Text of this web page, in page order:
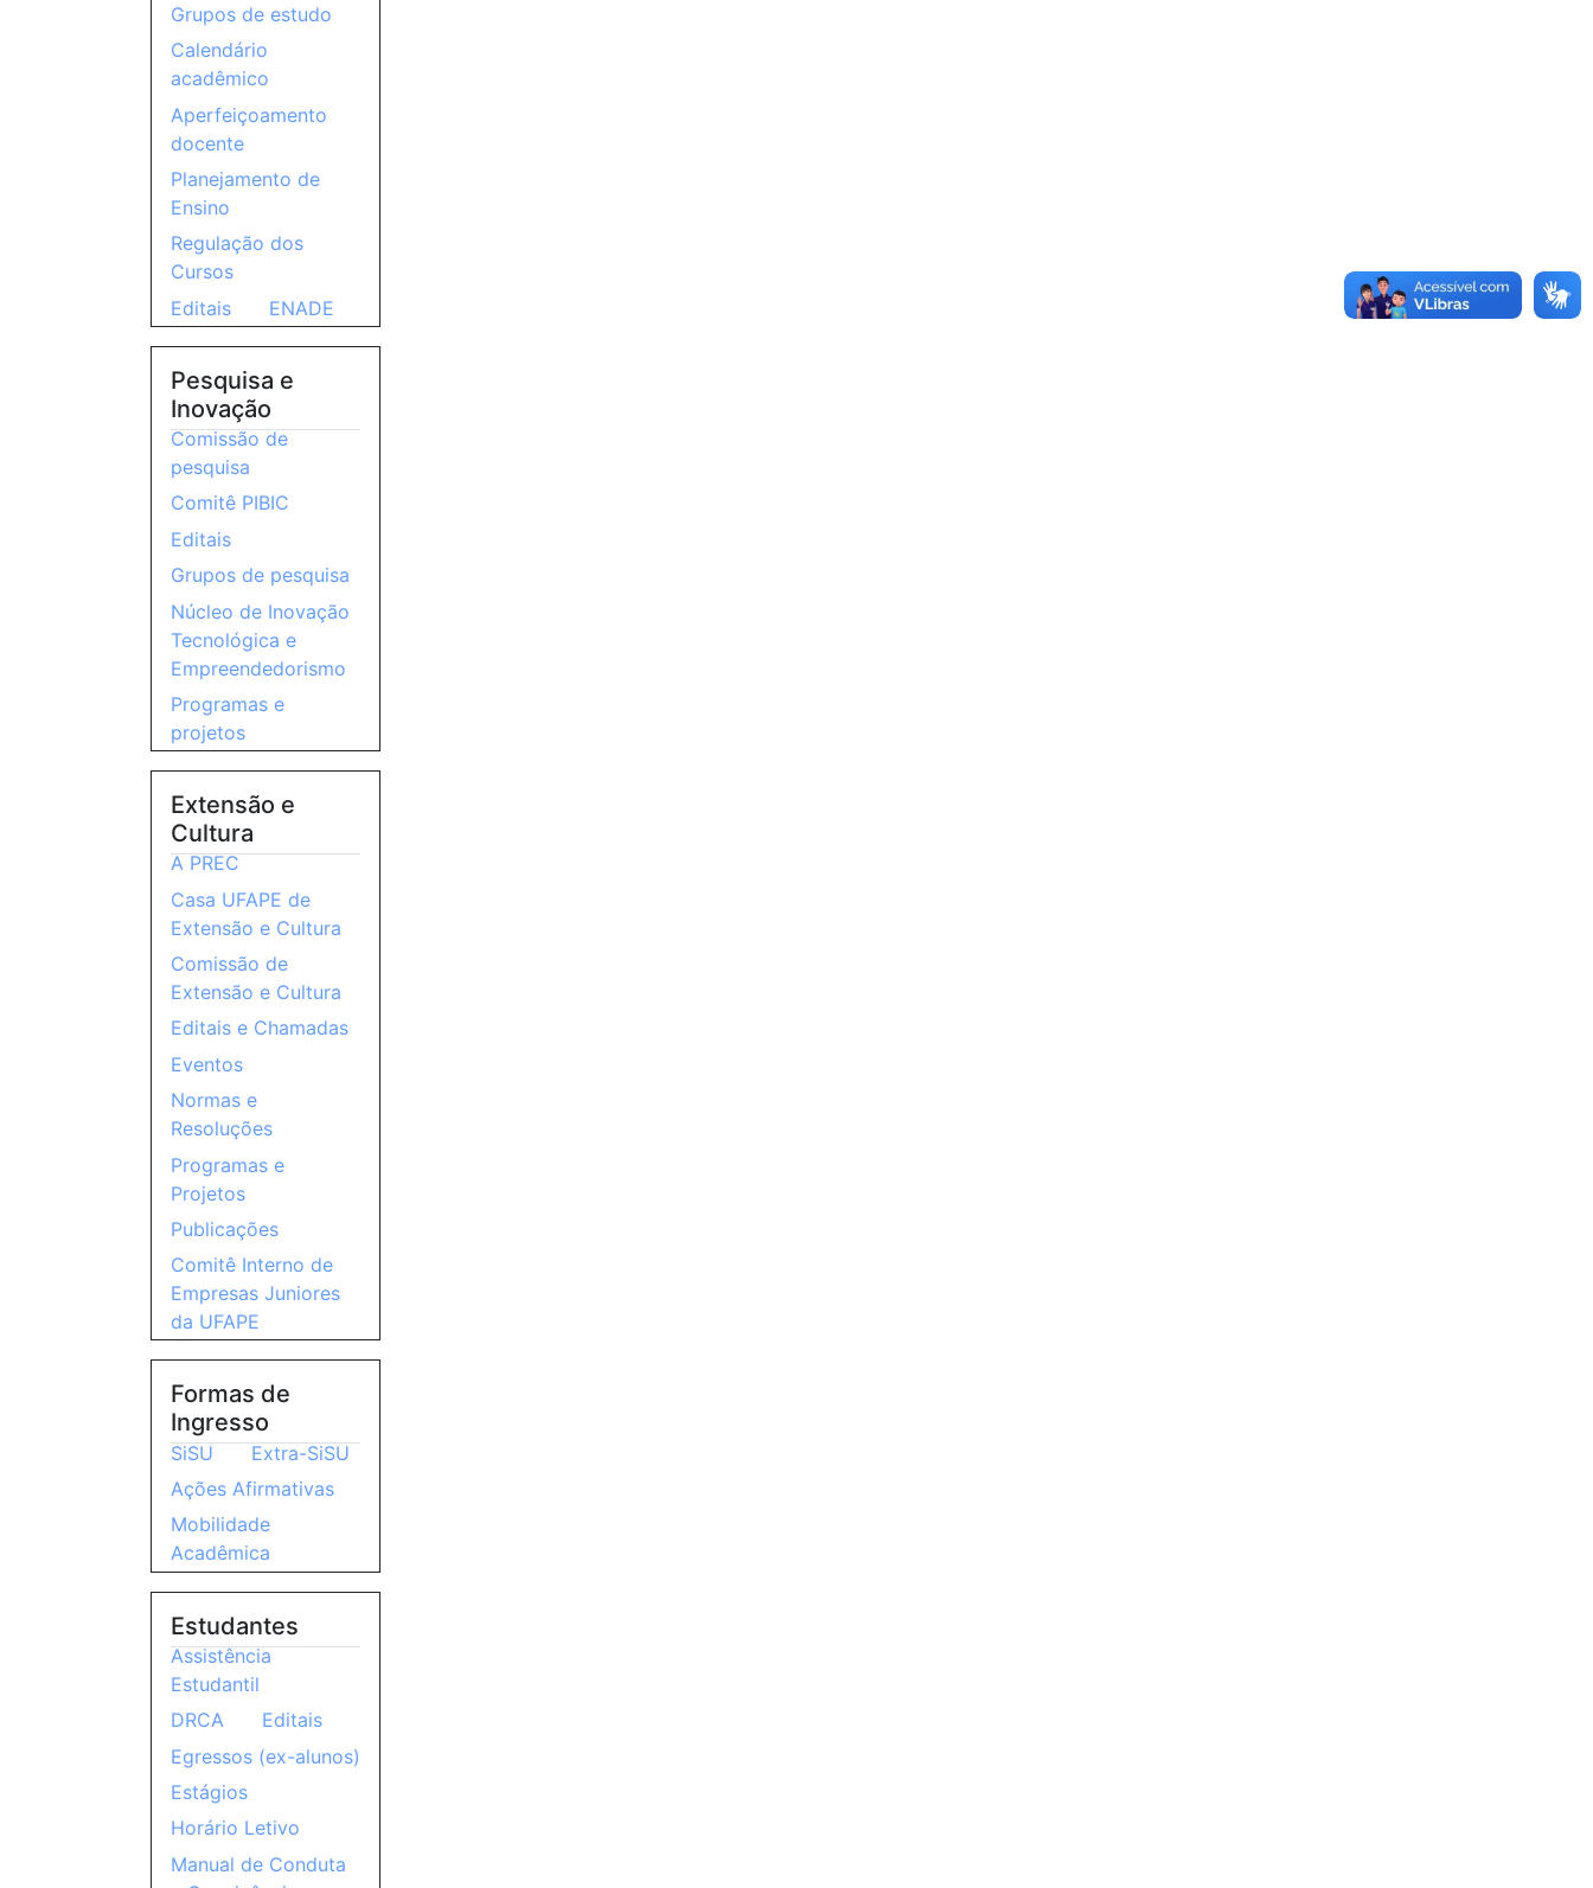
Grupos de estudo
Calendário
acadêmico
Aperfeiçoamento
docente
Planejamento de
Ensino
Regulação dos
Cursos
Editais
ENADE
Pesquisa e
Inovação
Comissão de
pesquisa
Comitê PIBIC
Editais
Grupos de pesquisa
Núcleo de Inovação
Tecnológica e
Empreendedorismo
Programas e
projetos
Extensão e
Cultura
A PREC
Casa UFAPE de
Extensão e Cultura
Comissão de
Extensão e Cultura
Editais e Chamadas
Eventos
Normas e
Resoluções
Programas e
Projetos
Publicações
Comitê Interno de
Empresas Juniores
da UFAPE
Formas de
Ingresso
SiSU
Extra-SiSU
Ações Afirmativas
Mobilidade
Acadêmica
Estudantes
Assistência
Estudantil
DRCA
Editais
Egressos (ex-alunos)
Estágios
Horário Letivo
Manual de Conduta